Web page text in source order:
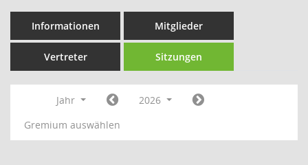
Informationen Mitglieder
Vertreter Sitzungen
Jahr
2026
Gremium auswählen